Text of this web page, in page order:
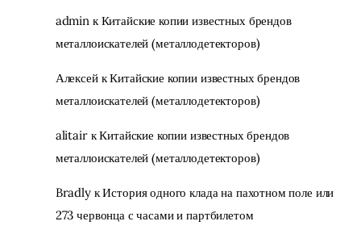
admin кКитайские копии известных брендов
металлоискателей (металлодетекторов)
АлексейкКитайские копии известных брендов
металлоискателей (металлодетекторов)
alitairкКитайские копии известных брендов
металлоискателей (металлодетекторов)
BradlyкИстория одного клада на пахотном поле или
273 червонца с часами и партбилетом